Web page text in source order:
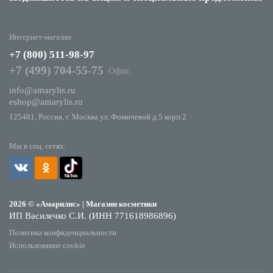
Мы в соц. сетях:
2026 © «Амарилис» | Магазин косметики
ИП Василечко С.И. (ИНН 771618986896)
Политика конфиденциальности
Использование cookie
Интернет-магазин
+7 (800) 511-98-97
+7 (499) 704-55-75
Офис
info@amarylis.ru
eshop@amarylis.ru
125481, Россия, г. Москва ул. Фомичевой д.5 корп.2